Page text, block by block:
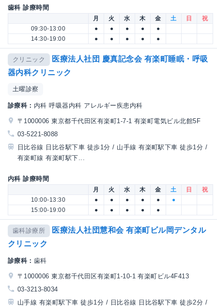
歯科 診療時間
月 火 水 木 金 土 日
祝
09:30-13:00
● ● ● ●
●
14:30-19:00
● ● ● ● ●
クリニック
医療法人社団 慶真記念会 有楽町睡眠・呼吸
器内科クリニック
土曜診察
診療科： 内科 呼吸器内科 アレルギー疾患内科
〒1000006 東京都千代田区有楽町1-7-1 有楽町電気ビル北館5F
03-5221-8088
日比谷線 日比谷駅下車 徒歩1分 / 山手線 有楽町駅下車 徒歩1分 /
有楽町線 有楽町駅下...
内科 診療時間
月 火 水 木 金 土 日
祝
10:00-13:30
● ● ● ● ●
●
15:00-19:00
● ● ● ● ●
歯科診療所
医療法人社団慧和会 有楽町ビル岡デンタル
クリニック
診療科： 歯科
〒1000006 東京都千代田区有楽町1-10-1 有楽町ビル4F413
03-3213-8034
山手線 有楽町駅下車 徒歩1分 / 日比谷線 日比谷駅下車 徒歩2分 /